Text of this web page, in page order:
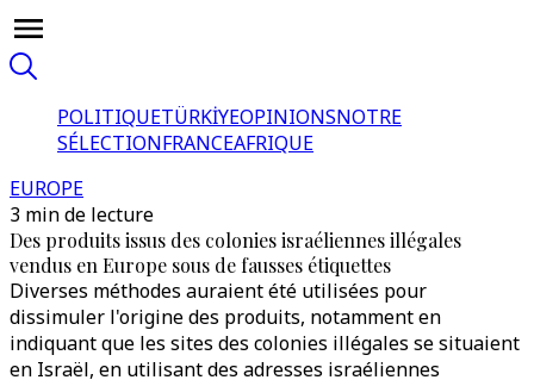
POLITIQUETÜRKİYEOPINIONSNOTRE
SÉLECTIONFRANCEAFRIQUE
EUROPE
3 min de lecture
Des produits issus des colonies israéliennes illégales
vendus en Europe sous de fausses étiquettes
Diverses méthodes auraient été utilisées pour
dissimuler l'origine des produits, notamment en
indiquant que les sites des colonies illégales se situaient
en Israël, en utilisant des adresses israéliennes